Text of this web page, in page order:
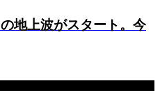
地上波がスタート。今